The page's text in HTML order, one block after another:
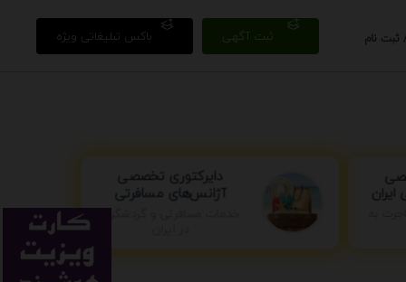
باکس تبلیغاتی ویژه ثبت آگهی نام
دایرکتوری تخصصی
آژانس‌های مسافرتی
خدمات مسافرتی و گردشگری